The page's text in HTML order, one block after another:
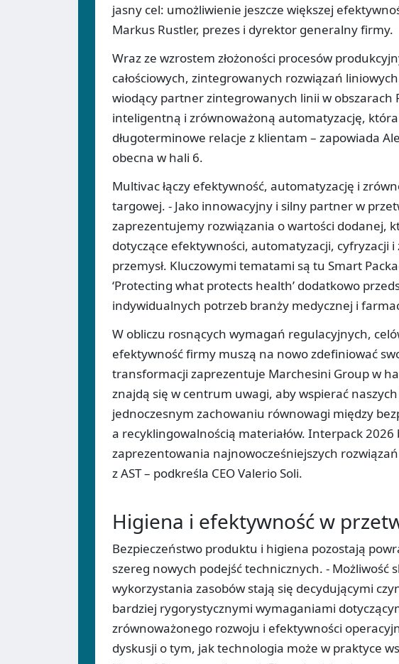
jasny cel: umożliwienie jeszcze większej
Markus Rustler, prezes i dyrektor generalny firmy.
Wraz ze wzrostem złożoności procesów
całościowych, zintegrowanych rozwiązań
wiodący partner zintegrowanych linii w obszarach
inteligentną i zrównoważoną automatyzację,
długoterminowe relacje z klientam – zapowiada
obecna w hali 6.
Multivac łączy efektywność, automatyzację i
targowej. - Jako innowacyjny i silny partner w
zaprezentujemy rozwiązania o wartości dodanej,
dotyczące efektywności, automatyzacji, cyfryzacji
przemysł. Kluczowymi tematami są tu Smart
‘Protecting what protects health’ dodatkowo
indywidualnych potrzeb branży medycznej i
W obliczu rosnących wymagań regulacyjnych,
efektywność firmy muszą na nowo zdefiniować
transformacji zaprezentuje Marchesini Group w
znajdą się w centrum uwagi, aby wspierać
jednoczesnym zachowaniu równowagi między
a recyklingowalnością materiałów. Interpack
zaprezentowania najnowocześniejszych
z AST – podkreśla CEO Valerio Soli.
Higiena i efektywność w
Bezpieczeństwo produktu i higiena pozostają
szereg nowych podejść technicznych. - Możliwość
wykorzystania zasobów stają się decydującymi
bardziej rygorystycznymi wymaganiami
zrównoważonego rozwoju i efektywności
dyskusji o tym, jak technologia może w praktyce